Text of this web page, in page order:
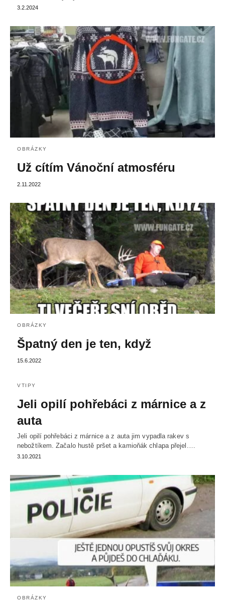
3.2.2024
OBRÁZKY
Už cítím Vánoční atmosféru
2.11.2022
OBRÁZKY
Špatný den je ten, když
15.6.2022
VTIPY
Jeli opilí pohřebáci z márnice a z
auta
Jeli opilí pohřebáci z márnice a z auta jim vypadla rakev s
nebožtíkem. Začalo hustě pršet a kamioňák chlapa přejel.…
3.10.2021
OBRÁZKY